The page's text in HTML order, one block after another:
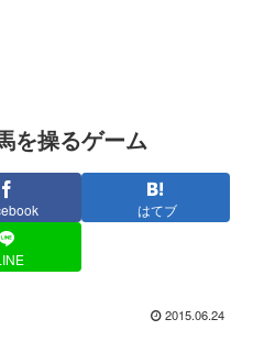
を操るゲーム
はてブ
2015.06.24